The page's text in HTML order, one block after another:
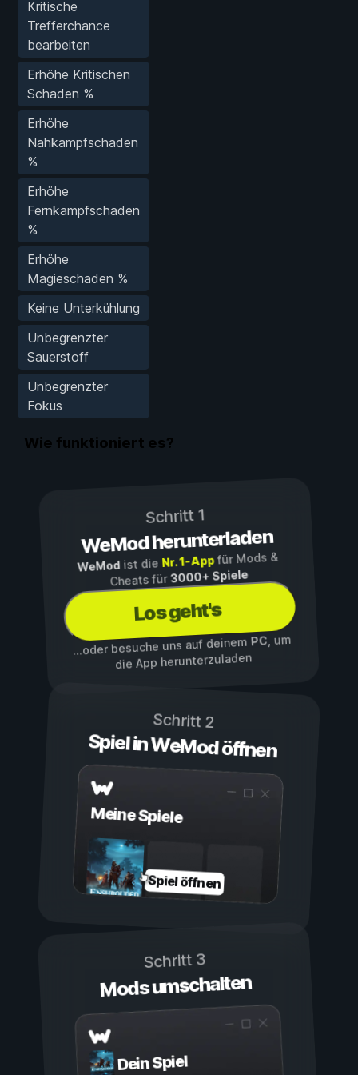
Kritische
Trefferchance
bearbeiten
Erhöhe Kritischen
Schaden %
Erhöhe
Nahkampfschaden
%
Erhöhe
Fernkampfschaden
%
Erhöhe
Magieschaden %
Keine Unterkühlung
Unbegrenzter
Sauerstoff
Unbegrenzter
Fokus
Wie funktioniert es?
Schritt 1
WeMod herunterladen
WeMod ist die Nr. 1-Appfür Mods &
Cheats für3000+ Spiele
Los geht's
...oder besuche uns auf deinemPC , um
die App herunterzuladen
Schritt 2
Spiel in WeMod öffnen
Meine Spiele
Spiel öffnen
Schritt 3
Mods umschalten
Dein Spiel